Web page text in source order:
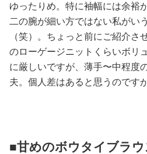
ゆったりめ。特に袖幅には余裕
二の腕が細い方ではない私がい
（笑）。ちょっと前にご紹介さ
のローゲージニットくらいボリ
に厳しいですが、薄手〜中程度
夫。個人差はあると思うのですが
■甘めのボウタイブラ